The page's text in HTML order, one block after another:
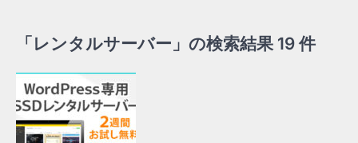
「レンタルサーバー」の検索結果 19 件